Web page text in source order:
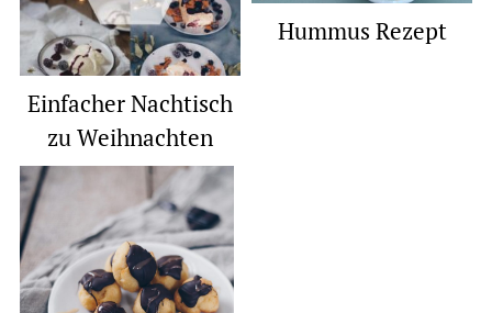
Einfacher Nachtisch
zu Weihnachten
Hummus Rezept